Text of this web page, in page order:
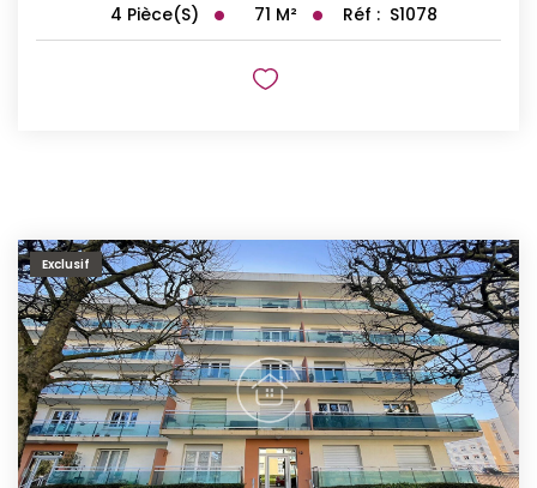
4 Pièce(s) 71 M² Réf : S1078
Exclusif